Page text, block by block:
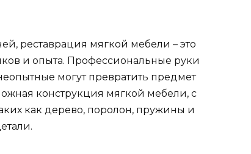
реставрация мягкой мебели – это
и опыта. Профессиональные руки
могут превратить предмет
конструкция мягкой мебели, с
как дерево, поролон, пружины и